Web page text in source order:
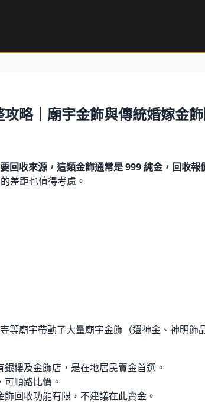
略｜廟宇金飾與傳統婚嫁金
回收來源，這類金飾通常是 999 純金，回收報
差距也值得考慮。
等廟宇帶動了大量廟宇金飾（還神金、神明
樓及金飾店，是在地居民賣金首選。
可順路比價。
回收功能有限，不建議在此賣金。